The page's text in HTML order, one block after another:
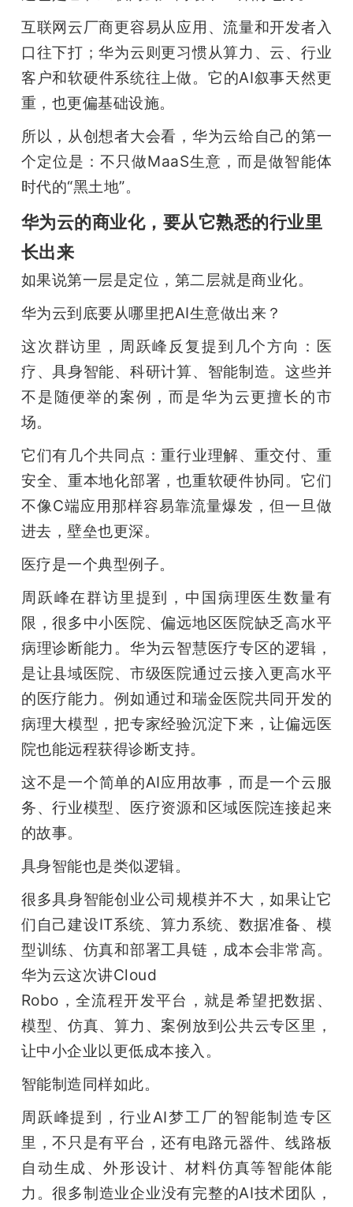
互联网云厂商更容易从应用、流量和开发者入
口往下打；华为云则更习惯从算力、云、行业
客户和软硬件系统往上做。它的AI叙事天然更
重，也更偏基础设施。
所以，从创想者大会看，华为云给自己的第一
个定位是：不只做MaaS生意，而是做智能体
时代的“黑土地”。
华为云的商业化，要从它熟悉的行业里
长出来
如果说第一层是定位，第二层就是商业化。
华为云到底要从哪里把AI生意做出来？
这次群访里，周跃峰反复提到几个方向：医
疗、具身智能、科研计算、智能制造。这些并
不是随便举的案例，而是华为云更擅长的市
场。
它们有几个共同点：重行业理解、重交付、重
安全、重本地化部署，也重软硬件协同。它们
不像C端应用那样容易靠流量爆发，但一旦做
进去，壁垒也更深。
医疗是一个典型例子。
周跃峰在群访里提到，中国病理医生数量有
限，很多中小医院、偏远地区医院缺乏高水平
病理诊断能力。华为云智慧医疗专区的逻辑，
是让县域医院、市级医院通过云接入更高水平
的医疗能力。例如通过和瑞金医院共同开发的
病理大模型，把专家经验沉淀下来，让偏远医
院也能远程获得诊断支持。
这不是一个简单的AI应用故事，而是一个云服
务、行业模型、医疗资源和区域医院连接起来
的故事。
具身智能也是类似逻辑。
很多具身智能创业公司规模并不大，如果让它
们自己建设IT系统、算力系统、数据准备、模
型训练、仿真和部署工具链，成本会非常高。
华为云这次讲Cloud
Robo，全流程开发平台，就是希望把数据、
模型、仿真、算力、案例放到公共云专区里，
让中小企业以更低成本接入。
智能制造同样如此。
周跃峰提到，行业AI梦工厂的智能制造专区
里，不只是有平台，还有电路元器件、线路板
自动生成、外形设计、材料仿真等智能体能
力。很多制造业企业没有完整的AI技术团队，